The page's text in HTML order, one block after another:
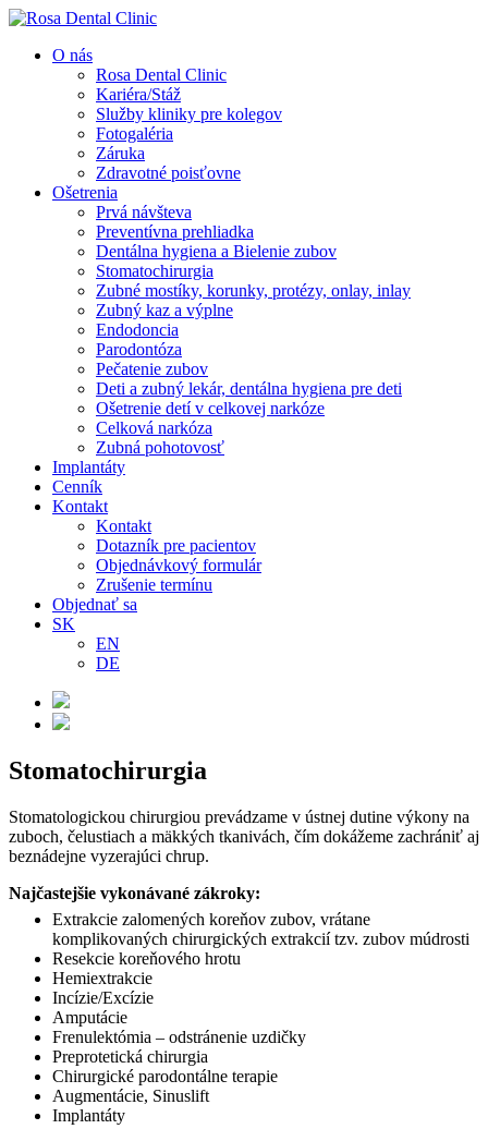
O nás
Rosa Dental Clinic
Kariéra/Stáž
Služby kliniky pre kolegov
Fotogaléria
Záruka
Zdravotné poisťovne
Ošetrenia
Prvá návšteva
Preventívna prehliadka
Dentálna hygiena a Bielenie zubov
Stomatochirurgia
Zubné mostíky, korunky, protézy, onlay, inlay
Zubný kaz a výplne
Endodoncia
Parodontóza
Pečatenie zubov
Deti a zubný lekár, dentálna hygiena pre deti
Ošetrenie detí v celkovej narkóze
Celková narkóza
Zubná pohotovosť
Implantáty
Cenník
Kontakt
Kontakt
Dotazník pre pacientov
Objednávkový formulár
Zrušenie termínu
Objednať sa
SK
EN
DE
Stomatochirurgia
Stomatologickou chirurgiou prevádzame v ústnej dutine výkony na
zuboch, čelustiach a mäkkých tkanivách, čím dokážeme zachrániť aj
beznádejne vyzerajúci chrup.
Najčastejšie vykonávané zákroky:
Extrakcie zalomených koreňov zubov, vrátane
komplikovaných chirurgických extrakcií tzv. zubov múdrosti
Resekcie koreňového hrotu
Hemiextrakcie
Incízie/Excízie
Amputácie
Frenulektómia – odstránenie uzdičky
Preprotetická chirurgia
Chirurgické parodontálne terapie
Augmentácie, Sinuslift
Implantáty